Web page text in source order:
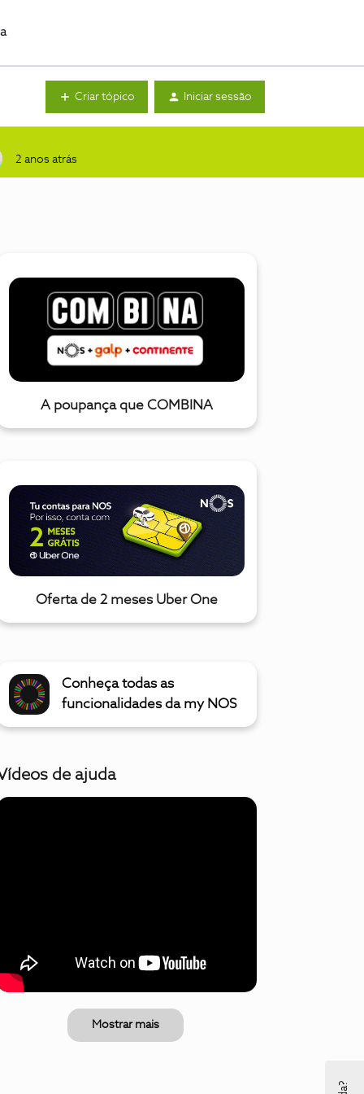
Criar tópico Iniciar sessão
2 anos atrás
A poupança que COMBINA
Oferta de 2 meses Uber One
Conheça todas as
funcionalidades da my NOS
de ajuda
Mostrar mais